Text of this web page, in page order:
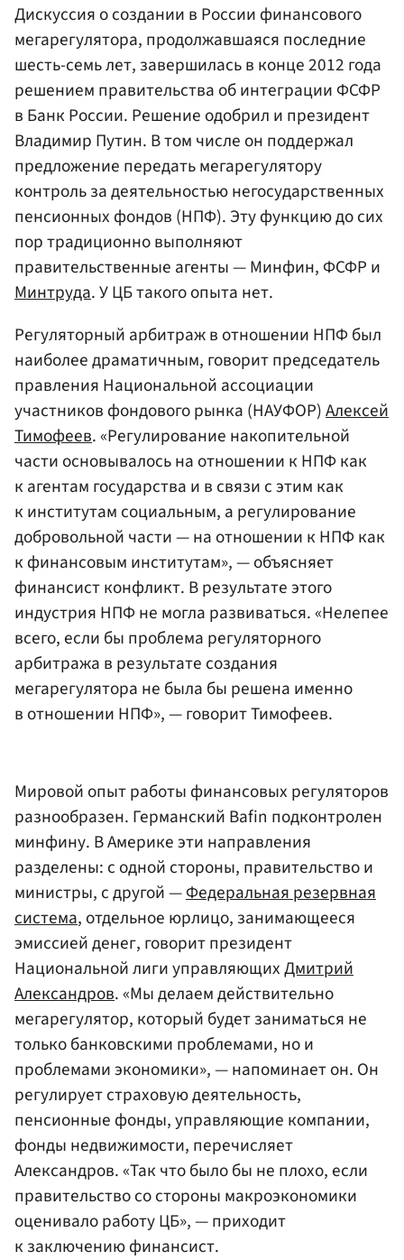
Дискуссия о создании в России финансового
мегарегулятора, продолжавшаяся последние
шесть-семь лет, завершилась в конце 2012 года
решением правительства об интеграции ФСФР
в Банк России. Решение одобрил и президент
Владимир Путин. В том числе он поддержал
предложение передать мегарегулятору
контроль за деятельностью негосударственных
пенсионных фондов (НПФ). Эту функцию до сих
пор традиционно выполняют
правительственные агенты — Минфин, ФСФР и
Минтруда. У ЦБ такого опыта нет.
Регуляторный арбитраж в отношении НПФ был
наиболее драматичным, говорит председатель
правления Национальной ассоциации
участников фондового рынка (НАУФОР)Алексей
Тимофеев. «Регулирование накопительной
части основывалось на отношении к НПФ как
к агентам государства и в связи с этим как
к институтам социальным, а регулирование
добровольной части — на отношении к НПФ как
к финансовым институтам», — объясняет
финансист конфликт. В результате этого
индустрия НПФ не могла развиваться. «Нелепее
всего, если бы проблема регуляторного
арбитража в результате создания
мегарегулятора не была бы решена именно
в отношении НПФ», — говорит Тимофеев.
Мировой опыт работы финансовых регуляторов
разнообразен. Германский Bafin подконтролен
минфину. В Америке эти направления
разделены: с одной стороны, правительство и
министры, с другой —Федеральная резервная
система, отдельное юрлицо, занимающееся
эмиссией денег, говорит президент
Национальной лиги управляющихДмитрий
Александров. «Мы делаем действительно
мегарегулятор, который будет заниматься не
только банковскими проблемами, но и
проблемами экономики», — напоминает он. Он
регулирует страховую деятельность,
пенсионные фонды, управляющие компании,
фонды недвижимости, перечисляет
Александров. «Так что было бы не плохо, если
правительство со стороны макроэкономики
оценивало работу ЦБ», — приходит
к заключению финансист.